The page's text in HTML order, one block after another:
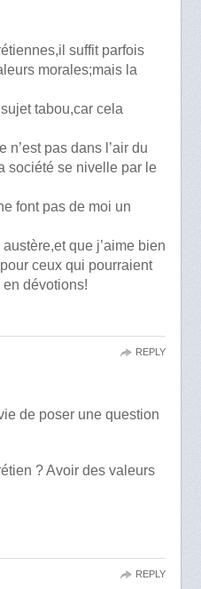
suffit parfois
morales;mais la
tabou,car cela
n’est pas dans l’air du
société se nivelle par le
font pas de moi un
que j’aime bien
ceux qui pourraient
dévotions!
de poser une question
? Avoir des valeurs
REPLY
REPLY